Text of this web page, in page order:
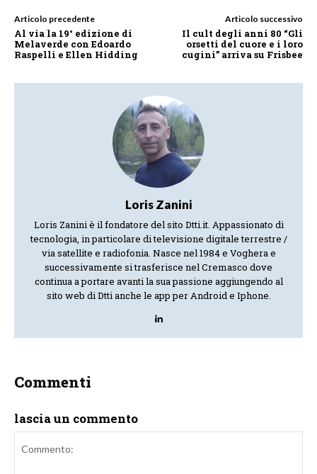
Articolo precedente
Al via la 19° edizione di
Melaverde con Edoardo
Raspelli e Ellen Hidding
Articolo successivo
Il cult degli anni 80 “Gli
orsetti del cuore e i loro
cugini” arriva su Frisbee
Loris Zanini
Loris Zanini è il fondatore del sito Dtti.it. Appassionato di
tecnologia, in particolare di televisione digitale terrestre /
via satellite e radiofonia. Nasce nel 1984 e Voghera e
successivamente si trasferisce nel Cremasco dove
continua a portare avanti la sua passione aggiungendo al
sito web di Dtti anche le app per Android e Iphone.
Commenti
lascia un commento